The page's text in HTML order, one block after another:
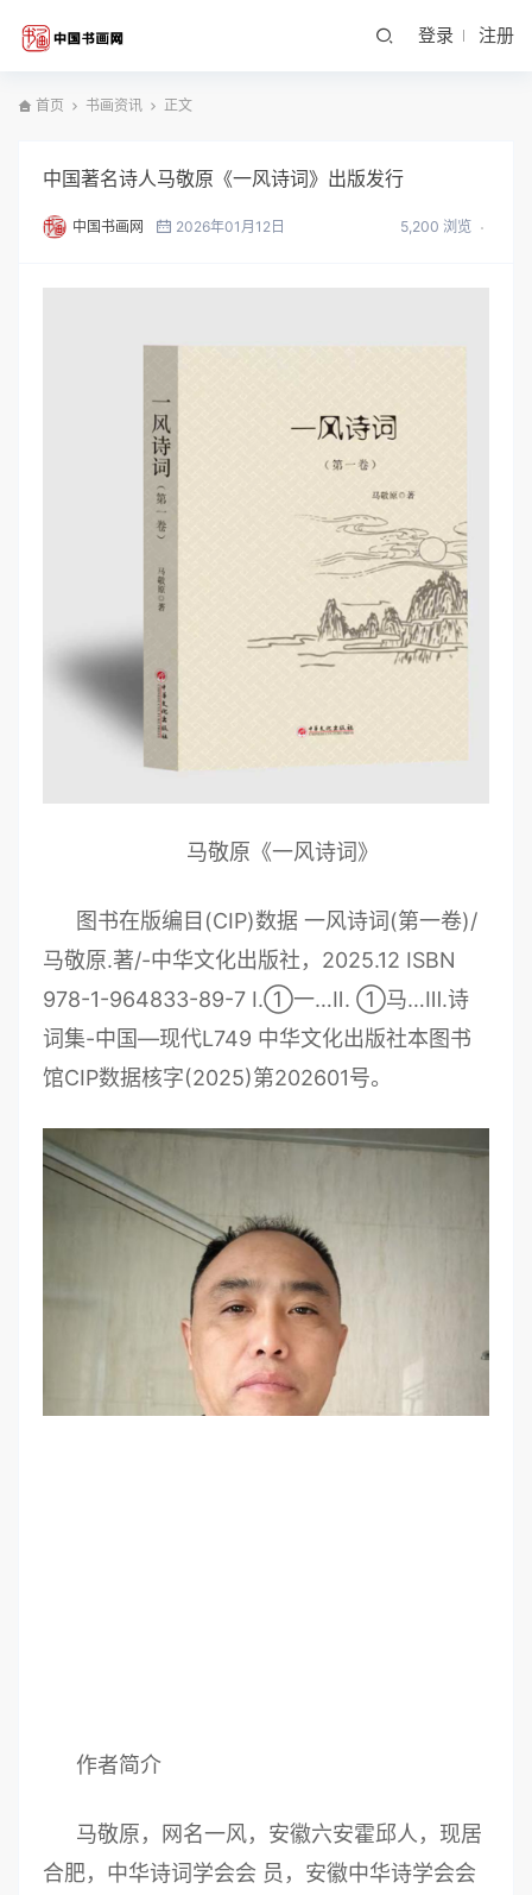
登录 注册
首页 书画资讯 正文
中国著名诗人马敬原《一风诗词》出版发行
中国书画网 2026年01月12日 5,200 浏览
马敬原《一风诗词》
图书在版编目(CIP)数据 一风诗词(第一卷)/
马敬原.著/-中华文化出版社，2025.12 ISBN
978-1-964833-89-7 Ⅰ.①一…Ⅱ. ①马…Ⅲ.诗
词集-中国—现代L749 中华文化出版社本图书
馆CIP数据核字(2025)第202601号。
作者简介
马敬原，网名一风，安徽六安霍邱人，现居
合肥，中华诗词学会会 员，安徽中华诗学会会